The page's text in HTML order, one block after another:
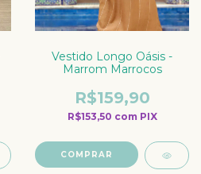
Vestido Longo Oásis -
Marrom Marrocos
R$159,90
R$153,50 com PIX
COMPRAR